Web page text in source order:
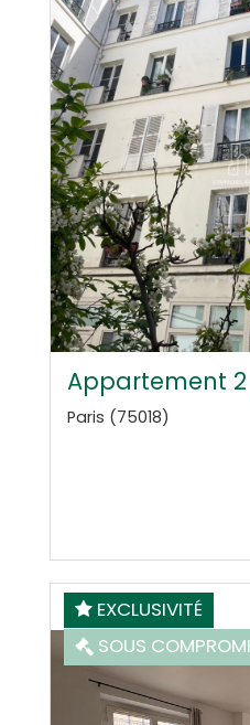
Appartement
Paris (75018)
EXCLUSIVITÉ
SOUS